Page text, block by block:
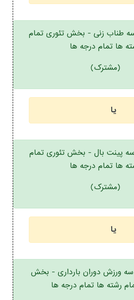
طناب زنی - بخش تئوری تمام
ها تمام درجه ها
(مشترک)
یا
پینت بال - بخش تئوری تمام
ها تمام درجه ها
(مشترک)
یا
سه ورزش دوران بارداری - بخش
رشته ها تمام درجه ها